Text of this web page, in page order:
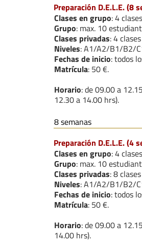
Preparación D.E.L.E. (8
Clases en grupo: 4
Grupo: max. 10
Clases privadas: 4
Niveles: A1/A2/B1/B2/
Fechas de inicio: todos
Matrícula: 50 €.
Horario: de 09.00 a
12.30 a 14.00 hrs).
8 semanas
Preparación D.E.L.E. (4
Clases en grupo: 4
Grupo: max. 10
Clases privadas: 8
Niveles: A1/A2/B1/B2/
Fechas de inicio: todos
Matrícula: 50 €.
Horario: de 09.00 a
14.00 hrs).